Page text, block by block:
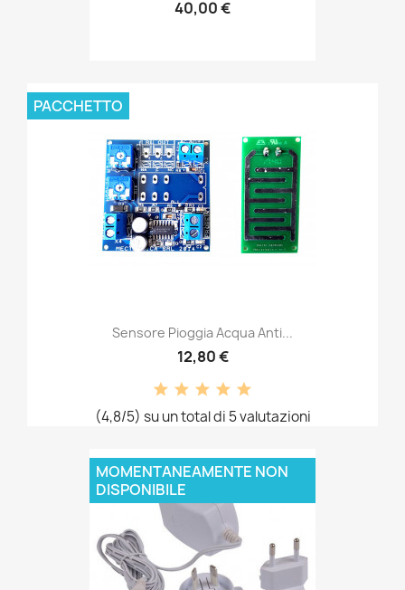
40,00 €
Sensore Pioggia Acqua Anti...
12,80 €
(4,8/5) su un total di 5 valutazioni
PACCHETTO
MOMENTANEAMENTE NON
DISPONIBILE